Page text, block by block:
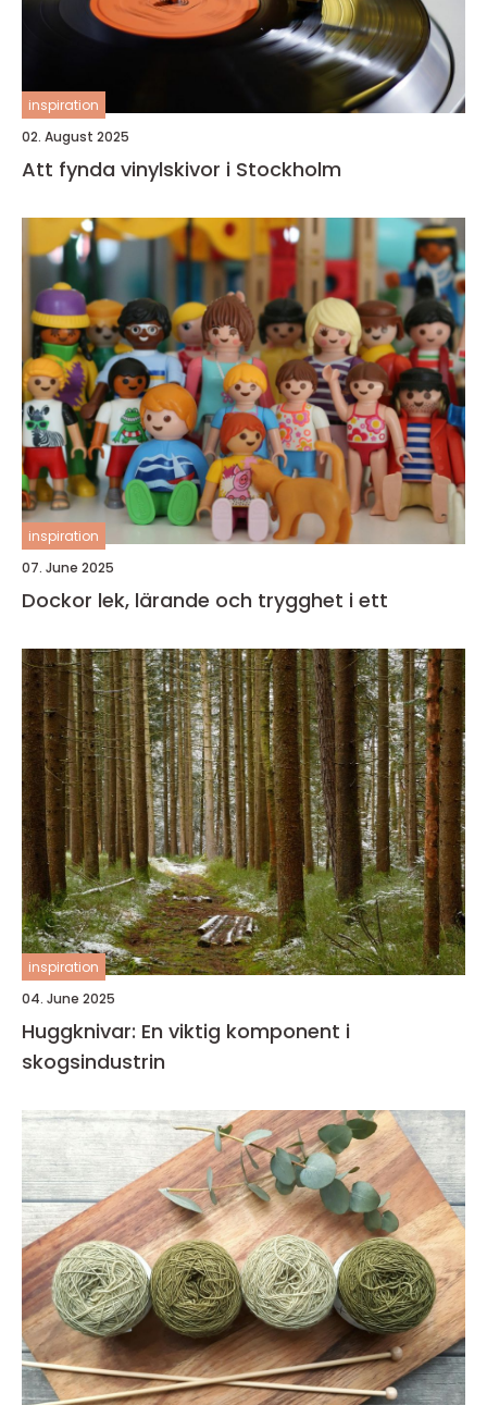
inspiration
02. August 2025
Att fynda vinylskivor i Stockholm
inspiration
07. June 2025
Dockor lek, lärande och trygghet i ett
inspiration
04. June 2025
Huggknivar: En viktig komponent i
skogsindustrin